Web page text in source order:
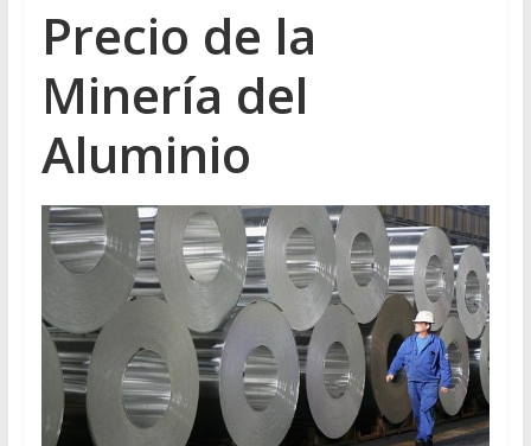
Precio de la
Minería del
Aluminio